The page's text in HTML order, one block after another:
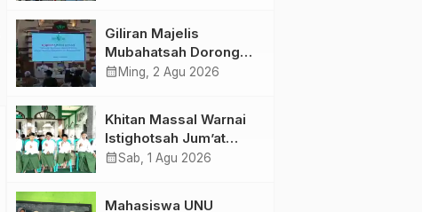
Abad Kedua
Giliran Majelis
Mubahatsah Dorong
Gagasan Pelembagaan
calendar_month Ming, 2 Agu 2026
Khitan Massal Warnai
Istighotsah Jum’at
Wage MWCNU
calendar_monthSab, 1 Agu 2026
Mahasiswa UNU